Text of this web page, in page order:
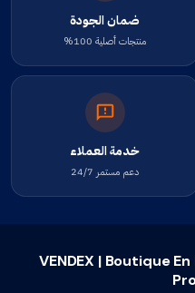
ضمان الجودة
منتجات أصلية 100%
خدمة العملاء
دعم مستمر 24/7
VENDEX | Boutique